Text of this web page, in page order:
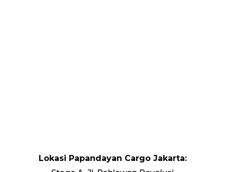
Lokasi Papandayan Cargo Jakarta: